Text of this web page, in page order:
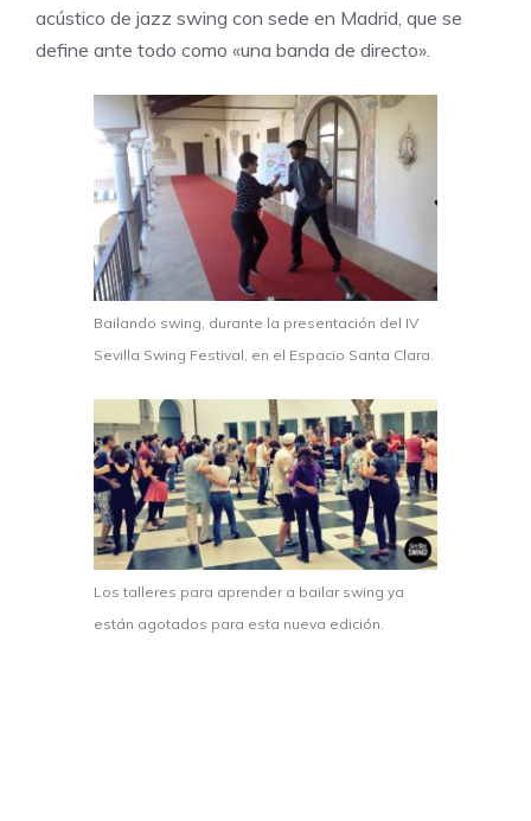
acústico de jazz swing con sede en Madrid, que se
define ante todo como «una banda de directo».
Bailando swing, durante la presentación del IV
Sevilla Swing Festival, en el Espacio Santa Clara.
Los talleres para aprender a bailar swing ya
están agotados para esta nueva edición.